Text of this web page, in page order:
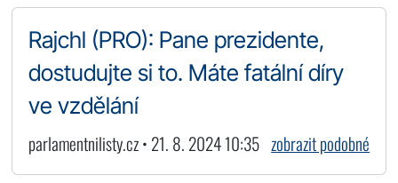
Rajchl (PRO): Pane prezidente,
dostudujte si to. Máte fatální díry
ve vzdělání
parlamentnilisty.cz • 21. 8. 2024 10:35 zobrazit podobné